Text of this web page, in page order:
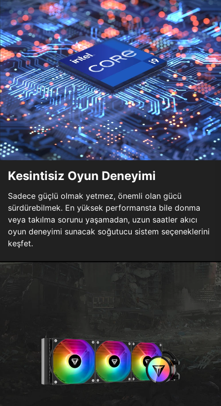
Kesintisiz Oyun Deneyimi
Sadece güçlü olmak yetmez, önemli olan gücü
sürdürebilmek. En yüksek performansta bile donma
veya takılma sorunu yaşamadan, uzun saatler akıcı
oyun deneyimi sunacak soğutucu sistem seçeneklerini
keşfet.